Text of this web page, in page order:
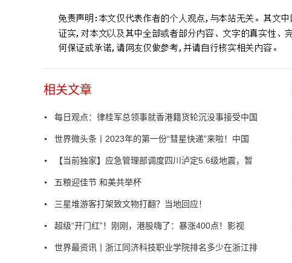
相关文章
每日观点：律桂军总领事就香港籍货轮沉没事接受中国
世界微头条丨2023年的第一份“彗星快递”来啦！中国
【当前独家】应急管理部调度四川泸定5.6级地震，暂
五粮迎佳节 和美共举杯
三星堆游客打架致文物打翻？当地回应！
超级“开门红”！刚刚，港股嗨了：暴涨400点！影视
世界最资讯丨浙江同济科技职业学院排名多少在浙江排